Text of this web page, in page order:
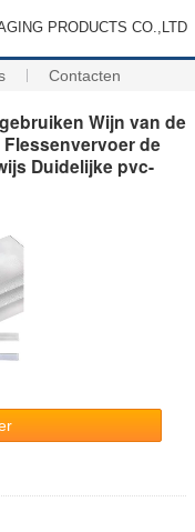
PRODUCTS CO.,LTD
Contacten
Wijn van de
Flessenvervoer de
Duidelijke pvc-